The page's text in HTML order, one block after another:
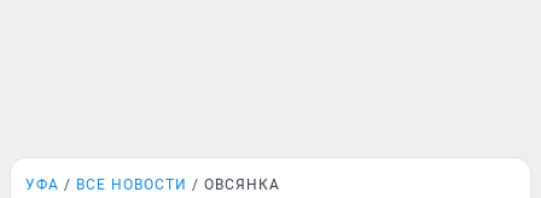
УФА ВСЕ НОВОСТИ ОВСЯНКА